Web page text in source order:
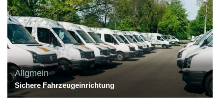
Allgmein
Sichere Fahrzeugeinrichtung